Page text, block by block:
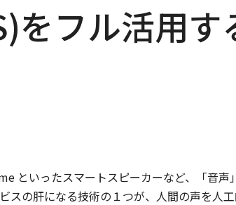
ム
ム
フル活用す
といったスマートスピーカーなど、「音声
スの肝になる技術の１つが、人間の声を人